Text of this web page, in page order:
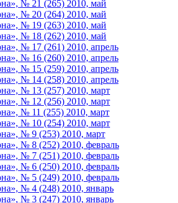
№ 21 (265) 2010, май
№ 20 (264) 2010, май
№ 19 (263) 2010, май
№ 18 (262) 2010, май
№ 17 (261) 2010, апрель
№ 16 (260) 2010, апрель
№ 15 (259) 2010, апрель
№ 14 (258) 2010, апрель
№ 13 (257) 2010, март
№ 12 (256) 2010, март
№ 11 (255) 2010, март
№ 10 (254) 2010, март
№ 9 (253) 2010, март
№ 8 (252) 2010, февраль
№ 7 (251) 2010, февраль
№ 6 (250) 2010, февраль
№ 5 (249) 2010, февраль
№ 4 (248) 2010, январь
№ 3 (247) 2010, январь